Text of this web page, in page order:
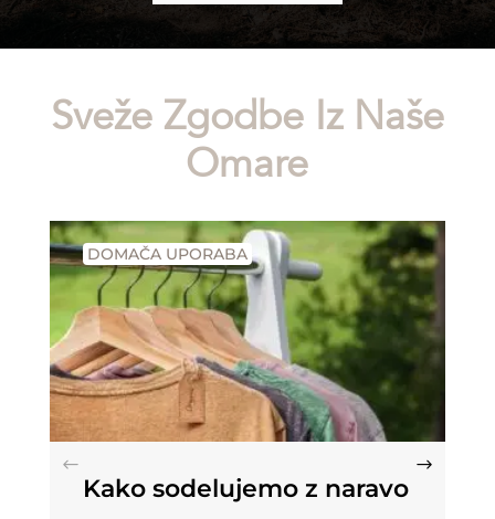
Sveže Zgodbe Iz Naše
Omare
DOMAČA UPORABA
Kako sodelujemo z naravo